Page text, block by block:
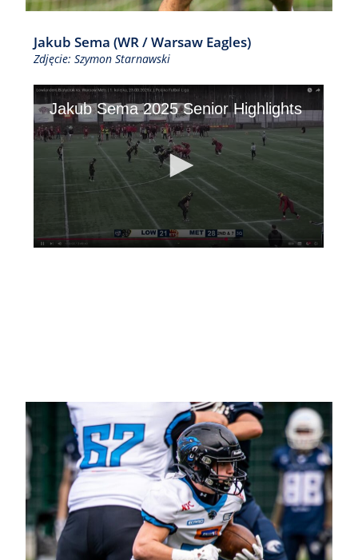
Jakub Sema (WR / Warsaw Eagles)
Zdjęcie: Szymon Starnawski